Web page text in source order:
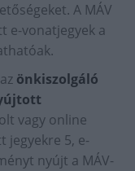
A MÁV
e-vonatjegyek a
önkiszolgáló
vagy online
5, e-
nyújt a MÁV-